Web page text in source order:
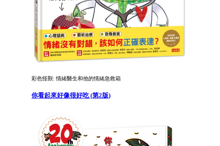
彩色怪獸: 情緒醫生和他的情緒急救箱
你看起來好像很好吃 (第2版)